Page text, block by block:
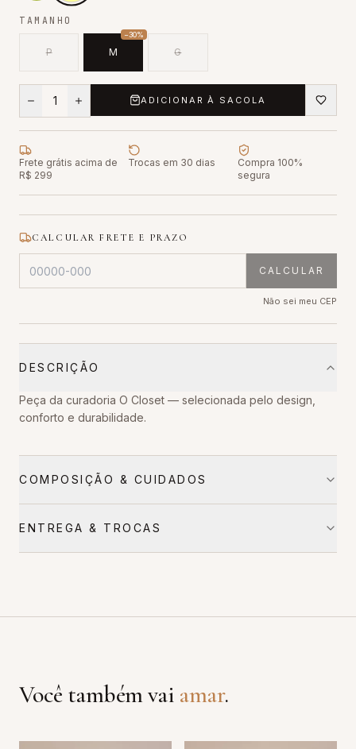
TAMANHO
P M
−30%
G
1 ADICIONAR À SACOLA
Frete grátis acima de
R$ 299
Trocas em 30 dias
Compra 100%
segura
CALCULAR FRETE E PRAZO
CALCULAR
Não sei meu CEP
DESCRIÇÃO
Peça da curadoria O Closet — selecionada pelo design,
conforto e durabilidade.
COMPOSIÇÃO & CUIDADOS
ENTREGA & TROCAS
Você também vai amar.